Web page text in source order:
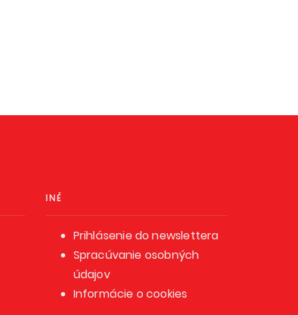
INÉ
Prihlásenie do newslettera
Spracúvanie osobných
údajov
Informácie o cookies